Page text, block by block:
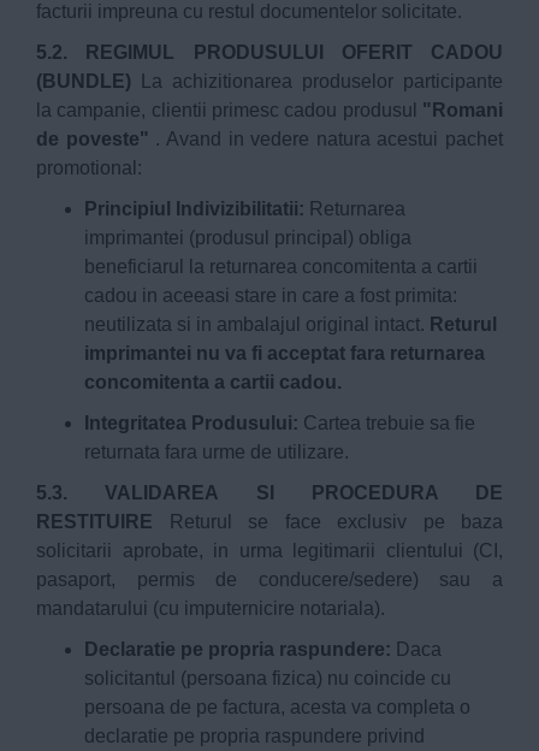
facturii impreuna cu restul documentelor solicitate.
5.2. REGIMUL PRODUSULUI OFERIT CADOU
(BUNDLE) La achizitionarea produselor participante
la campanie, clientii primesc cadou produsul "Romani
de poveste" . Avand in vedere natura acestui pachet
promotional:
Principiul Indivizibilitatii: Returnarea
imprimantei (produsul principal) obliga
beneficiarul la returnarea concomitenta a cartii
cadou in aceeasi stare in care a fost primita:
neutilizata si in ambalajul original intact. Returul
imprimantei nu va fi acceptat fara returnarea
concomitenta a cartii cadou.
Integritatea Produsului: Cartea trebuie sa fie
returnata fara urme de utilizare.
5.3. VALIDAREA SI PROCEDURA DE
RESTITUIRE Returul se face exclusiv pe baza
solicitarii aprobate, in urma legitimarii clientului (CI,
pasaport, permis de conducere/sedere) sau a
mandatarului (cu imputernicire notariala).
Declaratie pe propria raspundere: Daca
solicitantul (persoana fizica) nu coincide cu
persoana de pe factura, acesta va completa o
declaratie pe propria raspundere privind